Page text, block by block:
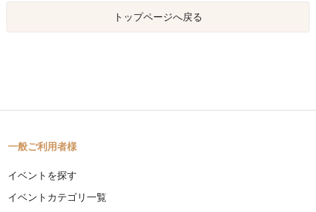
トップページへ戻る
一般ご利用者様
イベントを探す
イベントカテゴリ一覧